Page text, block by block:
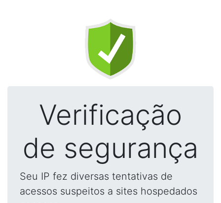
Verificação
de segurança
Seu IP fez diversas tentativas de
acessos suspeitos a sites hospedados